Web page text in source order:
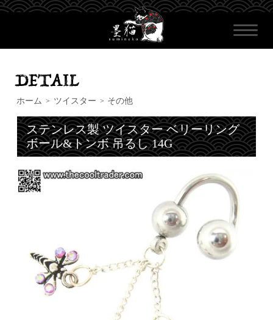
ホーム > ツイスター > その他
ステンレス製 ツイスター ベリーリング
ボール&トンボ 吊るし 14G